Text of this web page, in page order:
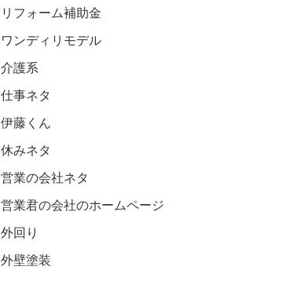
リフォーム補助金
ワンディリモデル
介護系
仕事ネタ
伊藤くん
休みネタ
営業の会社ネタ
営業君の会社のホームページ
外回り
外壁塗装